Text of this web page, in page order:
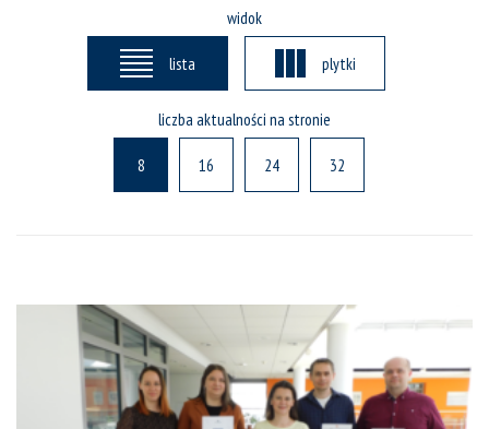
widok
lista plytki
liczba aktualności na stronie
8 16 24 32